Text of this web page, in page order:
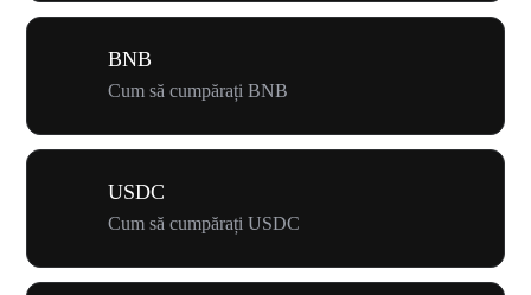
BNB
Cum să cumpărați BNB
USDC
Cum să cumpărați USDC